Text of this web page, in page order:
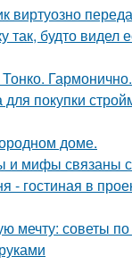
виртуозно
так, будто видел
Гармонично.
покупки
доме.
и мифы связаны
- гостиная в
мечту: советы